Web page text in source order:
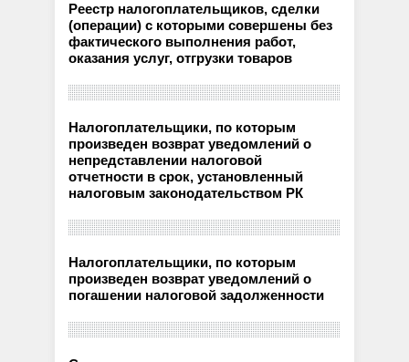
Реестр налогоплательщиков, сделки
(операции) с которыми совершены без
фактического выполнения работ,
оказания услуг, отгрузки товаров
Налогоплательщики, по которым
произведен возврат уведомлений о
непредставлении налоговой
отчетности в срок, установленный
налоговым законодательством РК
Налогоплательщики, по которым
произведен возврат уведомлений о
погашении налоговой задолженности